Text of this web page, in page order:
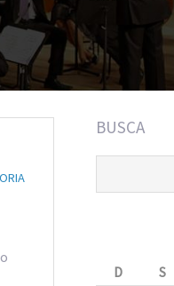
BUSCA
D
S